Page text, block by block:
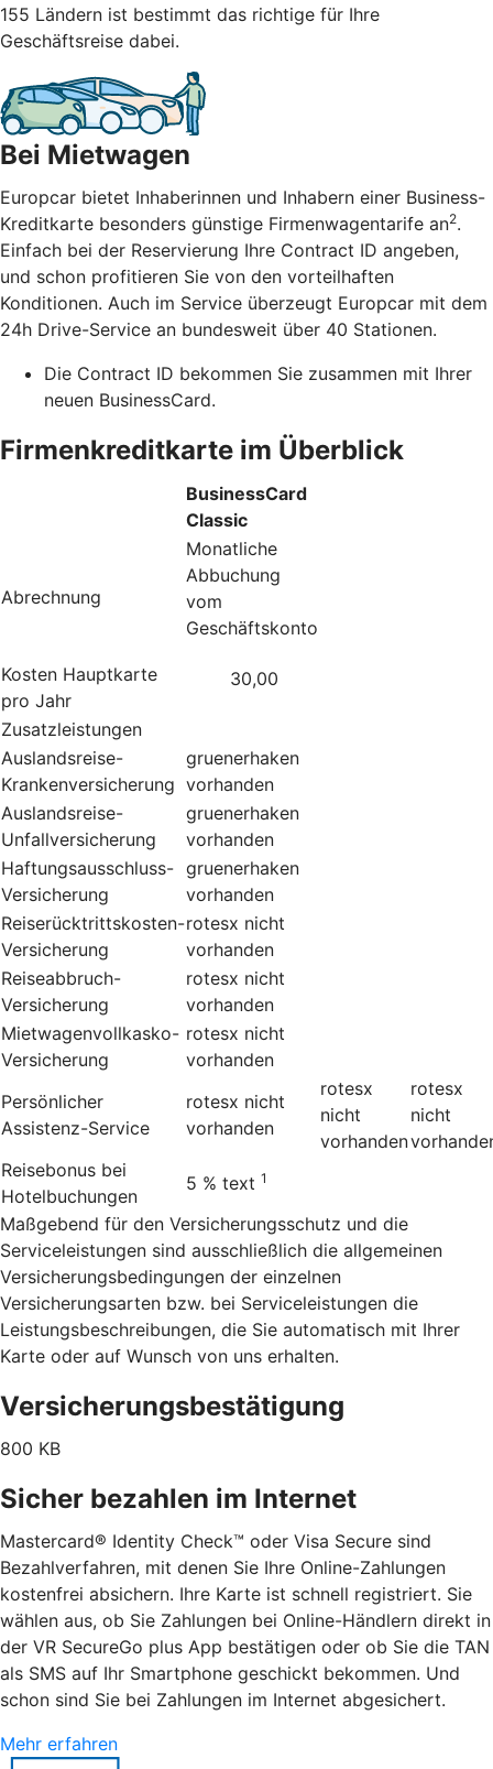
155 Ländern ist bestimmt das richtige für Ihre
Geschäftsreise dabei.
Bei Mietwagen
Europcar bietet Inhaberinnen und Inhabern einer Business-
Kreditkarte besonders günstige Firmenwagentarife an2.
Einfach bei der Reservierung Ihre Contract ID angeben,
und schon profitieren Sie von den vorteilhaften
Konditionen. Auch im Service überzeugt Europcar mit dem
24h Drive-Service an bundesweit über 40 Stationen.
Die Contract ID bekommen Sie zusammen mit Ihrer
neuen BusinessCard.
Firmenkreditkarte im Überblick
BusinessCard
Classic
Abrechnung
Monatliche
Abbuchung
vom
Geschäftskonto
Kosten Hauptkarte
pro Jahr
30,00
Zusatzleistungen
Auslandsreise-
Krankenversicherung
gruenerhaken
vorhanden
Auslandsreise-
Unfallversicherung
gruenerhaken
vorhanden
Haftungsausschluss-
Versicherung
gruenerhaken
vorhanden
Reiserücktrittskosten-
Versicherung
rotesx nicht
vorhanden
Reiseabbruch-
Versicherung
rotesx nicht
vorhanden
Mietwagenvollkasko-
Versicherung
rotesx nicht
vorhanden
Persönlicher
Assistenz-Service
rotesx nicht
vorhanden
rotesx
nicht
vorhanden
rotesx
nicht
Reisebonus bei
Hotelbuchungen
5 % text 1
Maßgebend für den Versicherungsschutz und die
Serviceleistungen sind ausschließlich die allgemeinen
Versicherungsbedingungen der einzelnen
Versicherungsarten bzw. bei Serviceleistungen die
Leistungsbeschreibungen, die Sie automatisch mit Ihrer
Karte oder auf Wunsch von uns erhalten.
Versicherungsbestätigung
800 KB
Sicher bezahlen im Internet
Mastercard® Identity Check™ oder Visa Secure sind
Bezahlverfahren, mit denen Sie Ihre Online-Zahlungen
kostenfrei absichern. Ihre Karte ist schnell registriert. Sie
wählen aus, ob Sie Zahlungen bei Online-Händlern direkt in
der VR SecureGo plus App bestätigen oder ob Sie die TAN
als SMS auf Ihr Smartphone geschickt bekommen. Und
schon sind Sie bei Zahlungen im Internet abgesichert.
Mehr erfahren